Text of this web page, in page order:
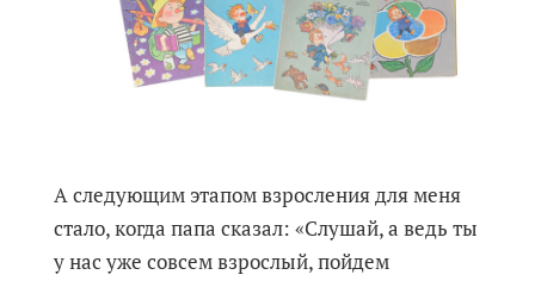
А следующим этапом взросления для меня
стало, когда папа сказал: «Слушай, а ведь ты
у нас уже совсем взрослый, пойдем